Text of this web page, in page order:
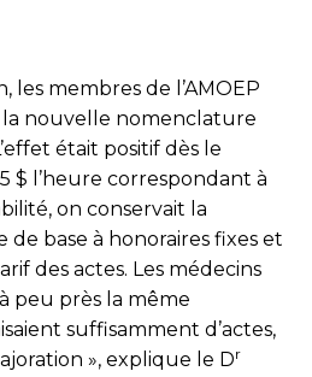
les membres de l’AMOEP
nouvelle nomenclature
était positif dès le
$ l’heure correspondant à
on conservait la
base à honoraires fixes et
des actes. Les médecins
peu près la même
suffisamment d’actes,
», explique le Dr